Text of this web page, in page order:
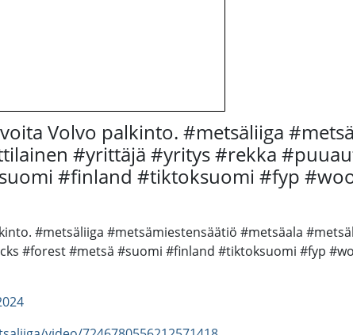
Volvo palkinto. #metsäliiga
#yrittäjä #yritys #rekka
#finland #tiktoksuomi #fyp
#metsäliiga #metsämiestensäätiö #metsäala
#forest #metsä #suomi #finland #tiktoksuomi #fyp